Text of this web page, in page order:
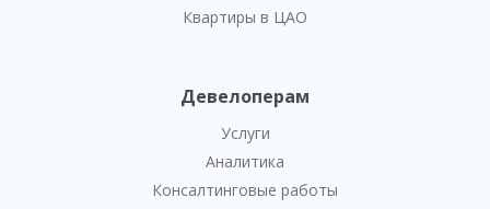
Квартиры в ЦАО
Девелоперам
Услуги
Аналитика
Консалтинговые работы